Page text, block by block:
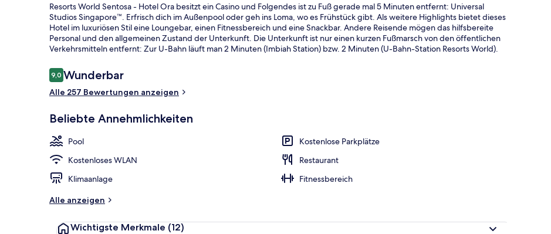
Sitzecke in der Lobby
Resorts World Sentosa - Hotel Ora besitzt ein Casino und Folgendes ist zu Fuß gerade mal 5 Minuten entfernt: Universal
Studios Singapore™. Erfrisch dich im Außenpool oder geh ins Loma, wo es Frühstück gibt. Als weitere Highlights bietet dieses
Hotel im luxuriösen Stil eine Loungebar, einen Fitnessbereich und eine Snackbar. Andere Reisende mögen das hilfsbereite
Personal und den allgemeinen Zustand der Unterkunft. Die Unterkunft ist nur einen kurzen Fußmarsch von den öffentlichen
Verkehrsmitteln entfernt: Zur U-Bahn läuft man 2 Minuten (Imbiah Station) bzw. 2 Minuten (U-Bahn-Station Resorts World).
Bewertungen
9,09,0 von 10.
Wunderbar
Alle 257 Bewertungen anzeigen
Beliebte Annehmlichkeiten
Pool
Kostenlose Parkplätze
Kostenloses WLAN
Restaurant
Klimaanlage
Fitnessbereich
Alle anzeigen
Wichtigste Merkmale (12)